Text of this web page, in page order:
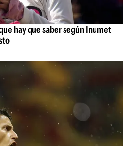
hay que saber según Inumet